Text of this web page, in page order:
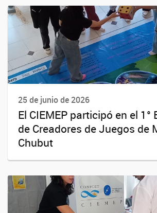
25 de junio de 2026
El CIEMEP participó en el 1°
de Creadores de Juegos de
Chubut